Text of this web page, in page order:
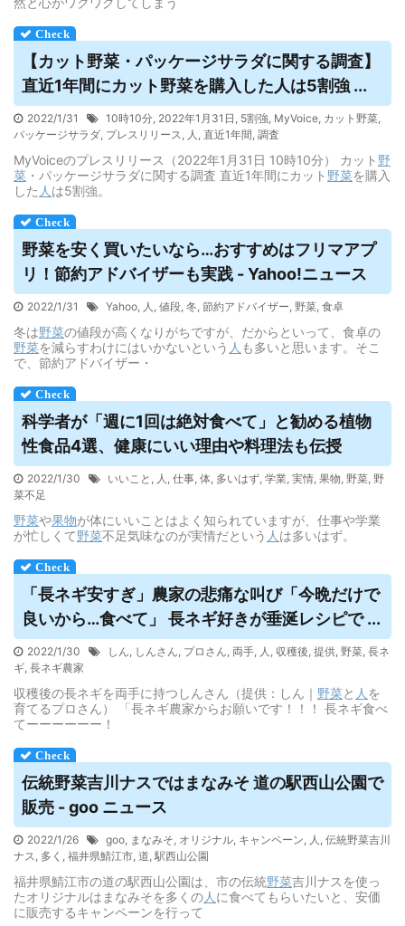
【カット野菜 ・パッケージサラダに関する調査】
直近1年間にカット野菜を購入した人は5割強 ...
2022/1/31 10時10分, 2022年1月31日 , 5割強, MyVoice, カット野菜,
パッケージサラダ, プレスリリース, 人 , 直近1年間, 調査
MyVoiceのプレスリリース（2022年1月31日 10時10分） カット 野
菜 ・パッケージサラダに関する調査 直近1年間にカット 野菜を購入
した 人 は5割強。
野菜を安く買いたいなら…おすすめはフリマアプ
リ！節約アドバイザーも実践 - Yahoo!ニュース
2022/1/31 Yahoo, 人 , 値段, 冬, 節約アドバイザー, 野菜, 食卓
冬は野菜の値段が高くなりがちですが、だからといって、食卓の
野菜を減らすわけにはいかないという 人 も多いと思います。そこ
で、節約アドバイザー・
科学者が「週に1回は絶対食べて」と勧める植物
性食品4選、健康にいい理由や料理法も伝授
2022/1/30 いいこと , 人 , 仕事, 体, 多いはず, 学業, 実情, 果物, 野菜, 野
菜不足
野菜や果物が体にいいことはよく知られていますが、仕事や学業
が忙しくて野菜不足気味なのが実情だという 人 は多いはず。
「長ネギ安すぎ」農家の悲痛な叫び「今晩だけで
良いから…食べて」 長ネギ好きが垂涎レシピで ...
2022/1/30 しん, しんさん, プロさん, 両手, 人 , 収穫後, 提供, 野菜, 長ネ
ギ, 長ネギ農家
収穫後の長ネギを両手に持つしんさん（提供：しん｜ 野菜と 人 を
育てるプロさん） 「長ネギ農家からお願いです！！！ 長ネギ食べ
てーーーーーー！
伝統野菜吉川ナスではまなみそ 道の駅西山公園で
販売 - goo ニュース
2022/1/26 goo, まなみそ, オリジナル, キャンペーン, 人 , 伝統野菜吉川
ナス, 多く , 福井県鯖江市, 道, 駅西山公園
福井県鯖江市の道の駅西山公園は、市の伝統野菜吉川ナスを使っ
たオリジナルはまなみそを多くの人 に食べてもらいたいと、安価
に販売するキャンペーンを行って